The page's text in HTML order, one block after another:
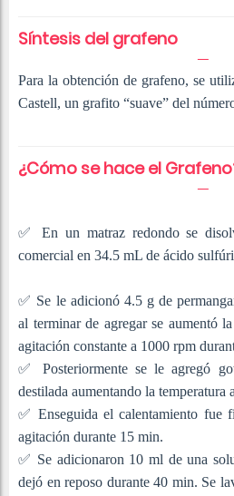
Síntesis del grafeno
Para la obtención de grafeno, se
Castell, un grafito “suave” del
¿Cómo se hace el
✅
En un matraz redondo se
comercial en 34.5 mL de ácido
✅ Se le adicionó 4.5 g de
al terminar de agregar se aumentó
agitación constante a 1000 rpm
✅
Posteriormente se le agregó
destilada aumentando la temperatura
✅Enseguida el calentamiento fue
agitación durante 15 min.
✅ Se adicionaron 10 ml de una
dejó en reposo durante 40 min. Se